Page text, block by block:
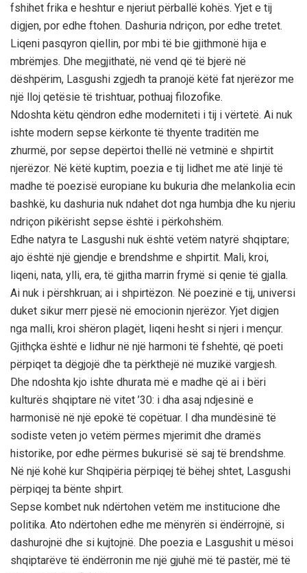
fshihet frika e heshtur e njeriut përballë kohës. Yjet e tij
digjen, por edhe ftohen. Dashuria ndriçon, por edhe tretet.
Liqeni pasqyron qiellin, por mbi të bie gjithmonë hija e
mbrëmjes. Dhe megjithatë, në vend që të bjerë në
dëshpërim, Lasgushi zgjedh ta pranojë këtë fat njerëzor me
një lloj qetësie të trishtuar, pothuaj filozofike.
Ndoshta këtu qëndron edhe moderniteti i tij i vërtetë. Ai nuk
ishte modern sepse kërkonte të thyente traditën me
zhurmë, por sepse depërtoi thellë në vetminë e shpirtit
njerëzor. Në këtë kuptim, poezia e tij lidhet me atë linjë të
madhe të poezisë europiane ku bukuria dhe melankolia ecin
bashkë, ku dashuria nuk ndahet dot nga humbja dhe ku njeriu
ndriçon pikërisht sepse është i përkohshëm.
Edhe natyra te Lasgushi nuk është vetëm natyrë shqiptare;
ajo është një gjendje e brendshme e shpirtit. Mali, kroi,
liqeni, nata, ylli, era, të gjitha marrin frymë si qenie të gjalla.
Ai nuk i përshkruan; ai i shpirtëzon. Në poezinë e tij, universi
duket sikur merr pjesë në emocionin njerëzor. Yjet digjen
nga malli, kroi shëron plagët, liqeni hesht si njeri i mençur.
Gjithçka është e lidhur në një harmoni të fshehtë, që poeti
përpiqet ta dëgjojë dhe ta përkthejë në muzikë vargjesh.
Dhe ndoshta kjo ishte dhurata më e madhe që ai i bëri
kulturës shqiptare në vitet ’30: i dha asaj ndjesinë e
harmonisë në një epokë të copëtuar. I dha mundësinë të
sodiste veten jo vetëm përmes mjerimit dhe dramës
historike, por edhe përmes bukurisë së saj të brendshme.
Në një kohë kur Shqipëria përpiqej të bëhej shtet, Lasgushi
përpiqej ta bënte shpirt.
Sepse kombet nuk ndërtohen vetëm me institucione dhe
politika. Ato ndërtohen edhe me mënyrën si ëndërrojnë, si
dashurojnë dhe si kujtojnë. Dhe poezia e Lasgushit u mësoi
shqiptarëve të ëndërronin me një gjuhë më të pastër, më të